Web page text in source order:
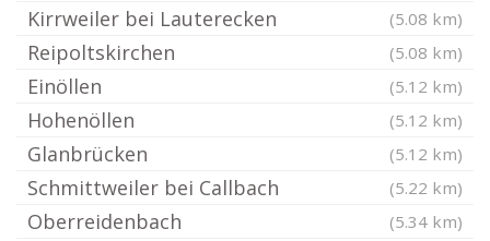
Kirrweiler bei Lauterecken (5.08 km)
Reipoltskirchen (5.08 km)
Einöllen (5.12 km)
Hohenöllen (5.12 km)
Glanbrücken (5.12 km)
Schmittweiler bei Callbach (5.22 km)
Oberreidenbach (5.34 km)